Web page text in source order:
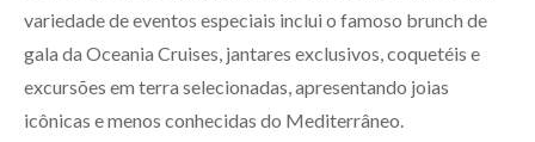
variedade de eventos especiais inclui o famoso brunch de
gala da Oceania Cruises, jantares exclusivos, coquetéis e
excursões em terra selecionadas, apresentando joias
icônicas e menos conhecidas do Mediterrâneo.